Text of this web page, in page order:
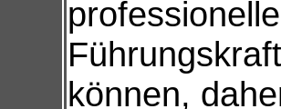
können,